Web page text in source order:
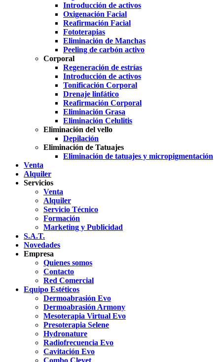
Introducción de activos
Oxigenación Facial
Reafirmación Facial
Fototerapias
Eliminación de Manchas
Peeling de carbón activo
Corporal
Regeneración de estrías
Introducción de activos
Tonificación Corporal
Drenaje linfático
Reafirmación Corporal
Eliminación Grasa
Eliminación Celulitis
Eliminación del vello
Depilación
Eliminación de Tatuajes
Eliminación de tatuajes y micropigmentación
Venta
Alquiler
Servicios
Venta
Alquiler
Servicio Técnico
Formación
Marketing y Publicidad
S.A.T.
Novedades
Empresa
Quienes somos
Contacto
Red Comercial
Equipo Estéticos
Dermoabrasión Evo
Dermoabrasión Armony
Mesoterapia Virtual Evo
Presoterapia Selene
Hydronature
Radiofrecuencia Evo
Cavitación Evo
Combo Clevet